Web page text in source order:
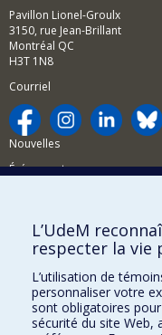
Pavillon Lionel-Groulx
3150, rue Jean-Brillant
Montréal QC
H3T 1N8
Courriel
Nouvelles
Événements
BESOIN D'AIDE?
Plan du site
Signaler une erreur
Accessibilité
L’UdeM
respecter la vie
L’utilisation de
personnaliser votre
sont obligatoires
sécurité du site Web,